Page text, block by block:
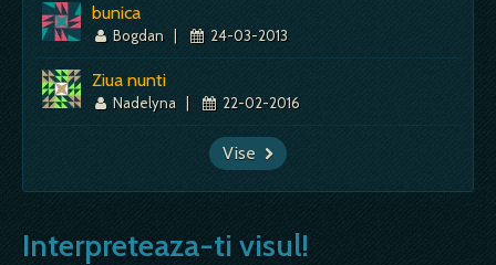
bunica
Bogdan | 24-03-2013
Ziua nunti
Nadelyna | 22-02-2016
Vise
Interpreteaza-ti visul!